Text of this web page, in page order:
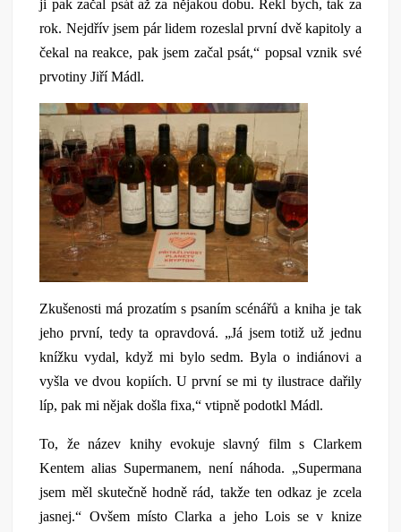
ji pak začal psát až za nějakou dobu. Řekl bych, tak za
rok. Nejdřív jsem pár lidem rozeslal první dvě kapitoly a
čekal na reakce, pak jsem začal psát,“ popsal vznik své
prvotiny Jiří Mádl.
Zkušenosti má prozatím s psaním scénářů a kniha je tak
jeho první, tedy ta opravdová. „Já jsem totiž už jednu
knížku vydal, když mi bylo sedm. Byla o indiánovi a
vyšla ve dvou kopiích. U první se mi ty ilustrace dařily
líp, pak mi nějak došla fixa,“ vtipně podotkl Mádl.
To, že název knihy evokuje slavný film s Clarkem
Kentem alias Supermanem, není náhoda. „Supermana
jsem měl skutečně hodně rád, takže ten odkaz je zcela
jasnej.“ Ovšem místo Clarka a jeho Lois se v knize